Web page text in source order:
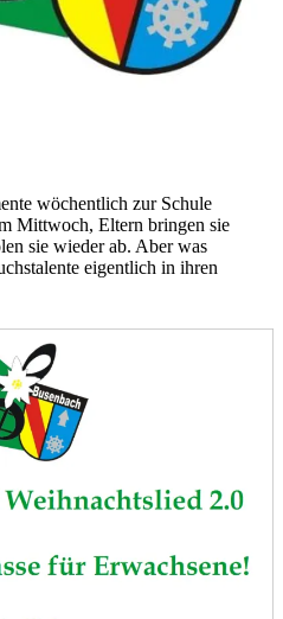
wöchentlich zur Schule
Mittwoch, Eltern bringen sie
sie wieder ab. Aber was
eigentlich in ihren